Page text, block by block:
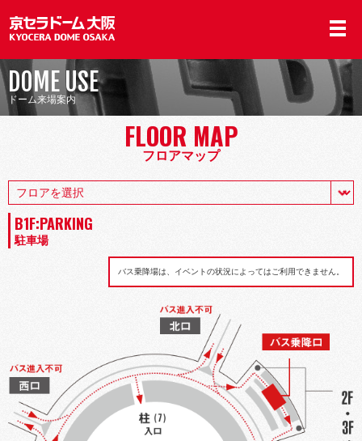
DOME USE
ドーム来場案内
FLOOR MAP
フロアマップ
B1F:PARKING
駐車場
バス乗降場は、イベントの状況によってはご利用できません。